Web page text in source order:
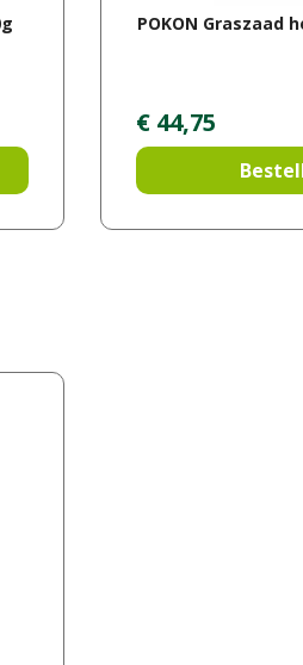
POKON Graszaad
€ 44,75